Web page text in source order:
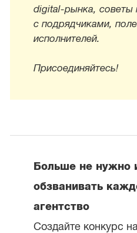
digital-рынка, советы
с подрядчиками,
исполнителей.
Присоединяйтесь!
Больше не нужно
обзванивать
агентство
Создайте конкурс